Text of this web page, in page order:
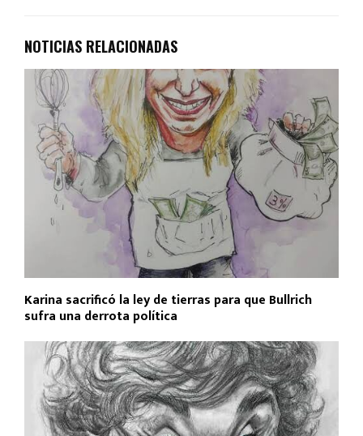
NOTICIAS RELACIONADAS
Karina sacrificó la ley de tierras para que Bullrich
sufra una derrota política